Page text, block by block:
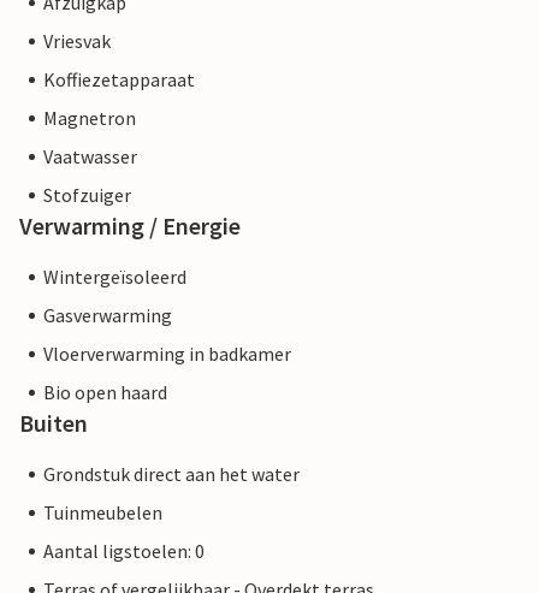
Vriesvak
Koffiezetapparaat
Magnetron
Vaatwasser
Stofzuiger
Verwarming / Energie
Wintergeïsoleerd
Gasverwarming
Vloerverwarming in badkamer
Bio open haard
Buiten
Grondstuk direct aan het water
Tuinmeubelen
Aantal ligstoelen: 0